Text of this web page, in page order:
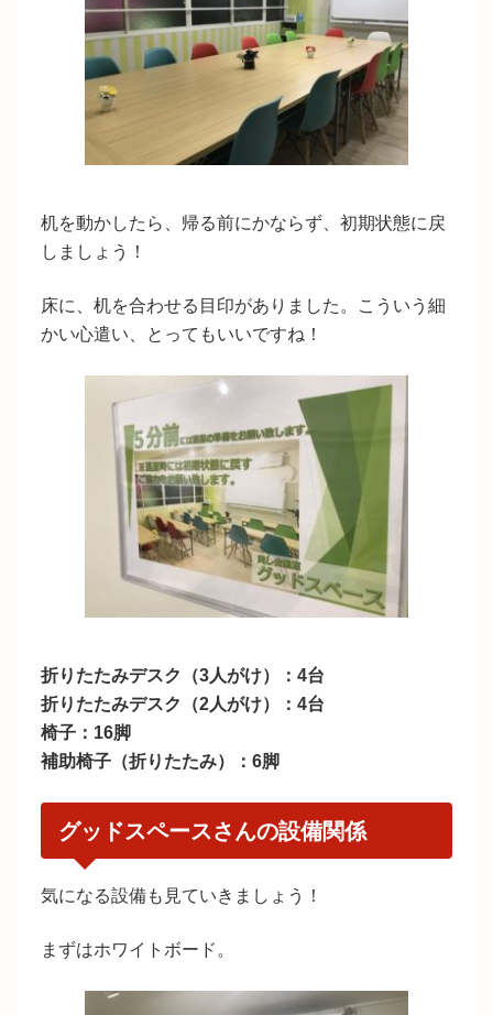
机を動かしたら、帰る前にかならず、初期状態に戻
しましょう！
床に、机を合わせる目印がありました。こういう細
かい心遣い、とってもいいですね！
折りたたみデスク（3人がけ）：4台
折りたたみデスク（2人がけ）：4台
椅子：16脚
補助椅子（折りたたみ）：6脚
グッドスペースさんの設備関係
気になる設備も見ていきましょう！
まずはホワイトボード。